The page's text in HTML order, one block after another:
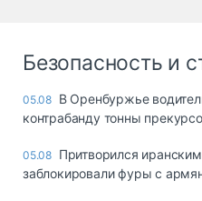
Безопасность и
05.08 В Оренбуржье
контрабанду тонны
05.08 Притворился
заблокировали фуры с